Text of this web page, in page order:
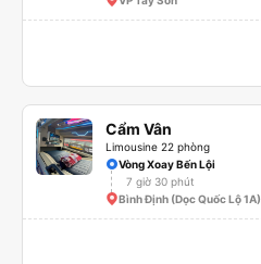
Cẩm Vân
Limousine 22 phòng
Vòng Xoay Bến Lội
7 giờ 30 phút
Bình Định (Dọc Quốc Lộ 1A)